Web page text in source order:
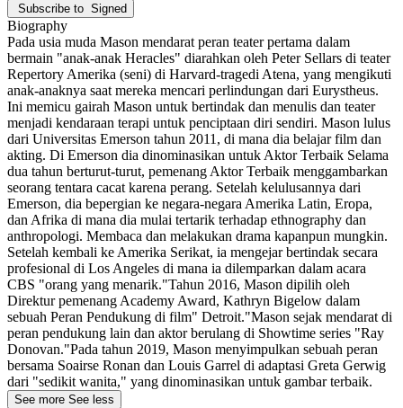
Subscribe to Signed
Biography
Pada usia muda Mason mendarat peran teater pertama dalam
bermain "anak-anak Heracles" diarahkan oleh Peter Sellars di teater
Repertory Amerika (seni) di Harvard-tragedi Atena, yang mengikuti
anak-anaknya saat mereka mencari perlindungan dari Eurystheus.
Ini memicu gairah Mason untuk bertindak dan menulis dan teater
menjadi kendaraan terapi untuk penciptaan diri sendiri. Mason lulus
dari Universitas Emerson tahun 2011, di mana dia belajar film dan
akting. Di Emerson dia dinominasikan untuk Aktor Terbaik Selama
dua tahun berturut-turut, pemenang Aktor Terbaik menggambarkan
seorang tentara cacat karena perang. Setelah kelulusannya dari
Emerson, dia bepergian ke negara-negara Amerika Latin, Eropa,
dan Afrika di mana dia mulai tertarik terhadap ethnography dan
anthropologi. Membaca dan melakukan drama kapanpun mungkin.
Setelah kembali ke Amerika Serikat, ia mengejar bertindak secara
profesional di Los Angeles di mana ia dilemparkan dalam acara
CBS "orang yang menarik."Tahun 2016, Mason dipilih oleh
Direktur pemenang Academy Award, Kathryn Bigelow dalam
sebuah Peran Pendukung di film" Detroit."Mason sejak mendarat di
peran pendukung lain dan aktor berulang di Showtime series "Ray
Donovan."Pada tahun 2019, Mason menyimpulkan sebuah peran
bersama Soairse Ronan dan Louis Garrel di adaptasi Greta Gerwig
dari "sedikit wanita," yang dinominasikan untuk gambar terbaik.
See more See less